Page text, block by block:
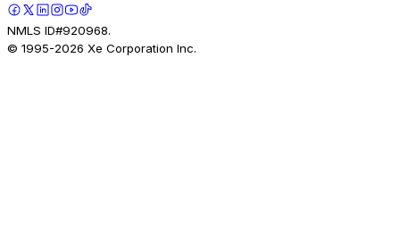
NMLS ID#920968.
© 1995-2026 Xe Corporation Inc.